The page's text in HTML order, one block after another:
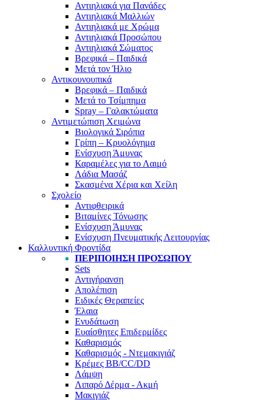
Αντιηλιακά για Πανάδες
Αντιηλιακά Μαλλιών
Αντιηλιακά με Χρώμα
Αντιηλιακά Προσώπου
Αντιηλιακά Σώματος
Βρεφικά – Παιδικά
Μετά τον Ήλιο
Αντικουνουπικά
Βρεφικά – Παιδικά
Μετά το Τσίμπημα
Spray – Γαλακτώματα
Αντιμετώπιση Χειμώνα
Βιολογικά Σιρόπια
Γρίπη – Κρυολόγημα
Ενίσχυση Άμυνας
Καραμέλες για το Λαιμό
Λάδια Μασάζ
Σκασμένα Χέρια και Χείλη
Σχολείο
Αντιφθειρικά
Βιταμίνες Τόνωσης
Ενίσχυση Άμυνας
Ενίσχυση Πνευματικής Λειτουργίας
Καλλυντική Φροντίδα
ΠΕΡΙΠΟΊΗΣΗ ΠΡΟΣΏΠΟΥ
Sets
Αντιγήρανση
Απολέπιση
Ειδικές Θεραπείες
Έλαια
Ενυδάτωση
Ευαίσθητες Επιδερμίδες
Καθαρισμός
Καθαρισμός - Ντεμακιγιάζ
Κρέμες BB/CC/DD
Λάμψη
Λιπαρό Δέρμα - Ακμή
Μακιγιάζ